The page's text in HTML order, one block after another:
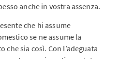
anche in vostra assenza.
che hi assume
se ne assume la
che sia così. Con l’adeguata